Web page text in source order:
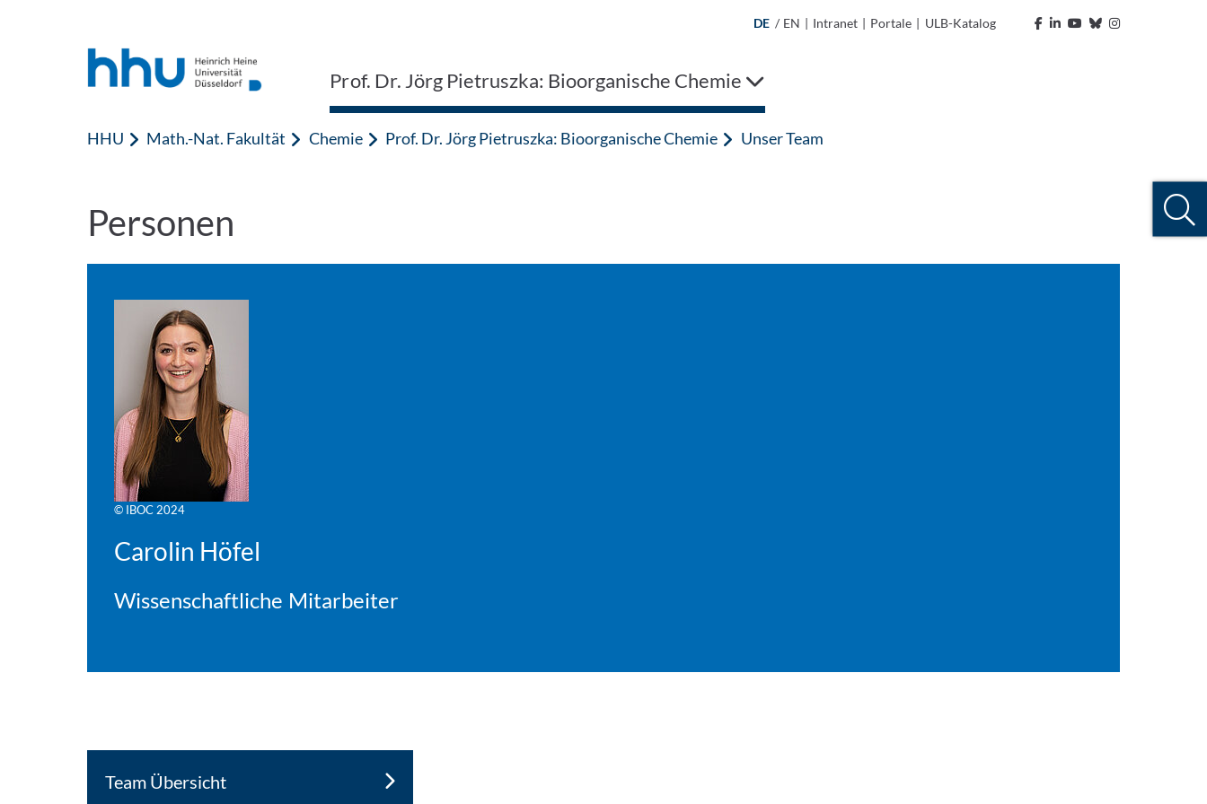
DE / EN | Intranet | Portale | ULB-Katalog
Prof. Dr. Jörg Pietruszka: Bioorganische Chemie
HHU Math.-Nat. Fakultät Chemie Prof. Dr. Jörg Pietruszka: Bioorganische Chemie Unser Team
Personen
© IBOC 2024
Carolin Höfel
Wissenschaftliche Mitarbeiter
Team Übersicht